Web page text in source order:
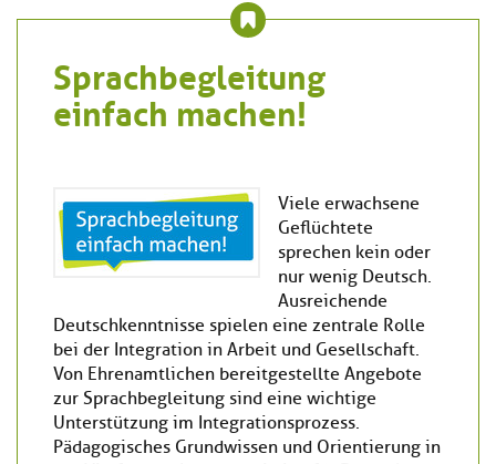
Sprachbegleitung
einfach machen!
Viele erwachsene
Geflüchtete
sprechen kein oder
nur wenig Deutsch.
Ausreichende
Deutschkenntnisse spielen eine zentrale Rolle
bei der Integration in Arbeit und Gesellschaft.
Von Ehrenamtlichen bereitgestellte Angebote
zur Sprachbegleitung sind eine wichtige
Unterstützung im Integrationsprozess.
Pädagogisches Grundwissen und Orientierung in